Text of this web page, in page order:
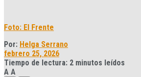
Foto: El Frente
Por: Helga Serrano
febrero 25, 2026
Tiempo de lectura: 2 minutos leídos
A A